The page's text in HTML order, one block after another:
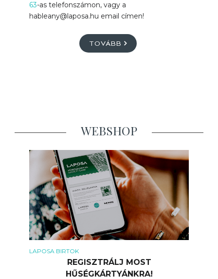
63-as telefonszámon, vagy a
hableany@laposa.hu email címen!
TOVÁBB
WEBSHOP
LAPOSA BIRTOK
REGISZTRÁLJ MOST
HŰSÉGKÁRTYÁNKRA!